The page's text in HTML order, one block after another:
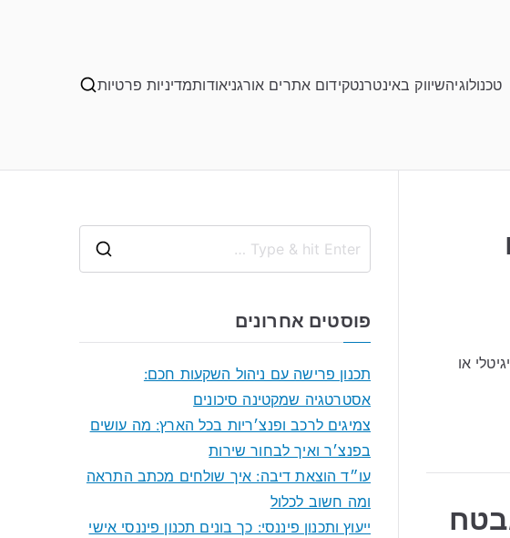
טכנולוגיהשיווק באינטרנטקידום אתרים אורגניאודותמדיניות פרטיות
או
פוסטים אחרונים
תכנון פרישה עם ניהול השקעות חכם:
אסטרטגיה שמקטינה סיכונים
צמיגים לרכב ופנצ׳ריות בכל הארץ: מה עושים
בפנצ׳ר ואיך לבחור שירות
עו״ד הוצאת דיבה: איך שולחים מכתב התראה
ומה חשוב לכלול
ייעוץ ותכנון פיננסי: כך בונים תכנון פיננסי אישי